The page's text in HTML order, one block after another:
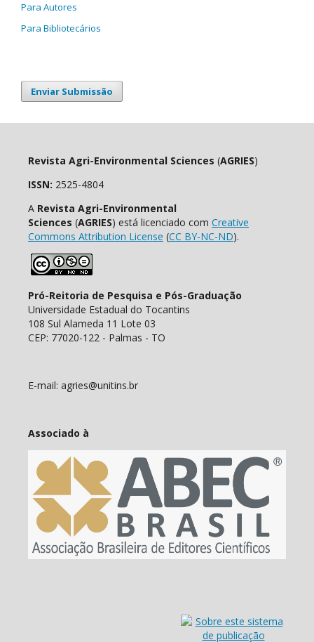
Para Autores
Para Bibliotecários
Enviar Submissão
Revista Agri-Environmental Sciences (AGRIES)
ISSN: 2525-4804
A Revista Agri-Environmental
Sciences (AGRIES) está licenciado com Creative
Commons Attribution License (CC BY-NC-ND).
Pró-Reitoria de Pesquisa e Pós-Graduação
Universidade Estadual do Tocantins
108 Sul Alameda 11 Lote 03
CEP: 77020-122 - Palmas - TO
E-mail: agries@unitins.br
Associado à